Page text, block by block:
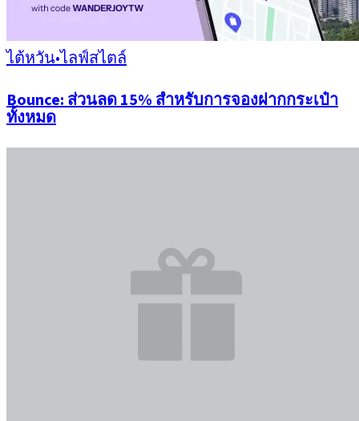
ไต้หวัน•ไลฟ์สไตล์
Bounce: ส่วนลด 15% สำหรับการจองฝากกระเป๋า
ทั้งหมด